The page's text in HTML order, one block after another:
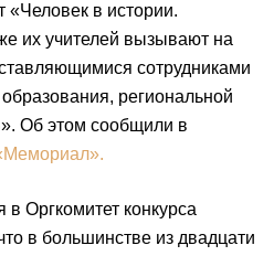
«Человек в истории.
их учителей вызывают на
сотрудниками
региональной
Об этом сообщили в
Оргкомитет конкурса
в большинстве из двадцати